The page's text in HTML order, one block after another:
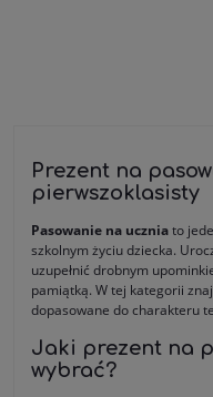
Prezent na
pierwszoklasisty
Pasowanie na uczniato
szkolnym życiu dziecka.
uzupełnić drobnym
pamiątką. W tej kategorii
dopasowane do charakteru
Jaki prezent na
wybrać?